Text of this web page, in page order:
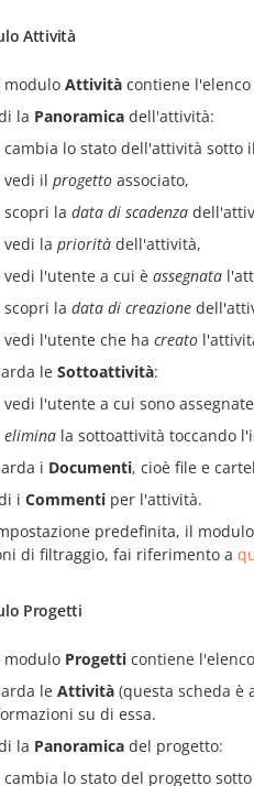
Attività
modulo Attività contiene
la Panoramica dell'attività:
cambia lo stato dell'attività sotto
vedi il progetto associato,
scopri la data di scadenza
vedi la priorità dell'attività,
vedi l'utente a cui è assegnata
scopri la data di creazione
vedi l'utente che ha creato
le Sottoattività:
vedi l'utente a cui sono
elimina la sottoattività toccando
i Documenti, cioè file e
i Commenti per l'attività.
predefinita, il
di filtraggio, fai riferimento a
Progetti
modulo Progetti contiene
le Attività (questa scheda è
su di essa.
la Panoramica del progetto:
cambia lo stato del progetto